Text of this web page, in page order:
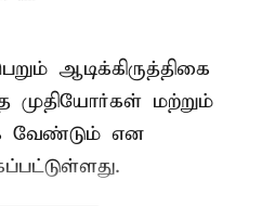
ஆடிக்கிருத்திகை
முதியோர்கள் மற்றும்
வேண்டும் என